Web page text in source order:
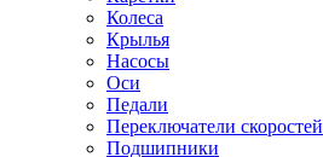
Колеса
Крылья
Насосы
Оси
Педали
Переключатели скоростей
Подшипники